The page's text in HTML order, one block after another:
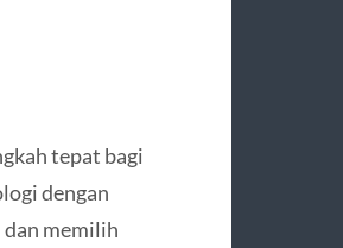
tepat bagi
dengan
memilih